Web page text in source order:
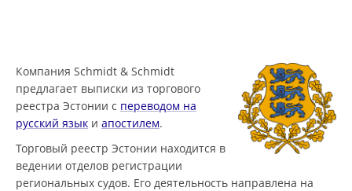
Компания Schmidt & Schmidt
предлагает выписки из торгового
реестра Эстонии с переводом на
русский язык и апостилем.
Торговый реестр Эстонии находится в
ведении отделов регистрации
региональных судов. Его деятельность направлена на